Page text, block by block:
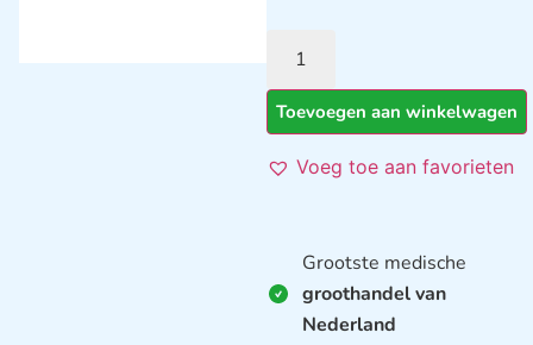
Toevoegen aan winkelwagen
Voeg toe aan favorieten
Grootste medische
groothandel van
Nederland